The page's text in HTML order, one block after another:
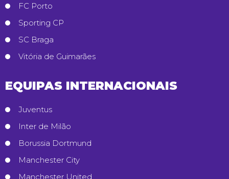
FC Porto
Sporting CP
SC Braga
Vitória de Guimarães
EQUIPAS INTERNACIONAIS
Juventus
Inter de Milão
Borussia Dortmund
Manchester City
Manchester United